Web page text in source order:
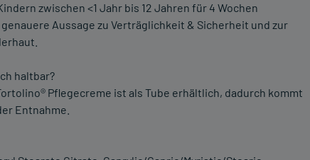
zwischen <1 Jahr bis 12 Jahren für 4 Wochen
Aussage zu Verträglichkeit & Sicherheit und zur
haltbar?
Pflegecreme ist als Tube erhältlich, dadurch kommt
Entnahme.